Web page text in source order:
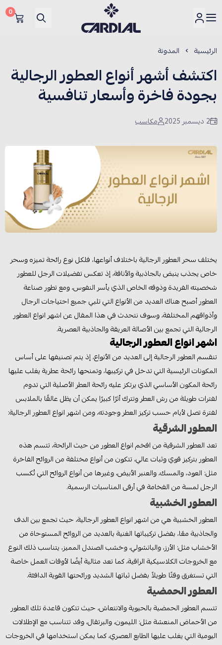
كارديــال
0
الرئيسية المدونة
اكتشف أشهر أنواع العطور الرجالية
بجودة فاخرة وأسعار تنافسية
2 ديسمبر 2025 مكاسب
يختلف سحر العطور الرجالية باختلاف أنواعها، فلكل نوع رائحة تميزه وسحر
خاص يجذب ينبض بالجاذبية والأناقة، إذ تعكس تفضيلات الرجل للعطور
شخصيته الفريدة وذوقه الخاص الذي يأسر النفوس، ومع تطور صناعة
العطور أصبح هناك العديد من الأنواع التي تلبي جميع احتياجات الرجال
وأذواقهم المختلفة، وسوف نتحدث في هذا المقال عن اشهر انواع العطور
الرجالية التي تجمع بين الأصالة العريقة والجاذبية العصرية.
اشهر انواع العطور الرجالية
تنقسم العطور الرجالية إلى العديد من الأنواع، إذ يتم تصنيفها على أساس
المكونات الرئيسية التي تدخل في تركيبها، وتمنحها رائحة عطرية يغلب عليها
رائحة المكون الأساسي الذي يرتكز عليه رائحة العطر الأصلية التي تدوم
لفترات طويلة من رش العطر وتترك أثرًا كبيرًا يمكن أن يظل عالقًا بالملابس
لفترة تصل لأيام حسب تركيز العطر وجودته، ومن اشهر انواع العطور الرجالية:
العطور الشرقية
تعد العطور الشرقية من افخم انواع العطور من حيث الرائحة، تتسم هذه
العطور بتركيز قوي وثبات عالي، تتكون من أنواع مختلفة من الروائح الفاخرة
مثل: العود، والمسك، والعنبر الأبيض، وغيرها من أنواع الروائح التي تُكسب
الرجل لمسة من الفخامة في أرقى المناسبات الرسمية.
العطور الخشبية
العطور الخشبية هي من اشهر انواع العطور الرجالية، حيث تجمع بين الدف
والجاذبية معًا، بفضل تركيباتها الغنية بالعديد من الروائح المستوحاة من
الأخشاب مثل: الأرز، والباتشولي، وخشب الصندل المميز، يتناسب ذلك النوع
مع الخروجات الكلاسيكية الراقية، كما تعد مثالية أيضًا لأوقات العمل خاصة
التي تستغرق وقتًا طويلاً بفضل ثباتها الشديد ورائحتها القوية الدافئة.
العطور الحمضية
تتسم العطور الحمضية بالحيوية والانتعاش، حيث تتكون قاعدة تلك العطور
من الأحماض المنعشة مثل: الليمون، والبرتقال، وقد تتناسب مع الإطلالات
اليومية التي يغلب عليها الطابع العصري، كما يمكن استخدامها في الخروجات